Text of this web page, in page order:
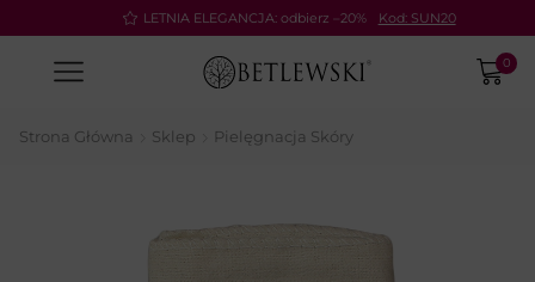
LETNIA ELEGANCJA: odbierz –20% Kod: SUN20
0
Strona Główna Sklep Pielęgnacja Skóry